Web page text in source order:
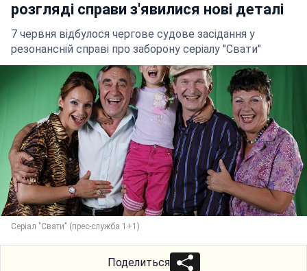
розгляді справи з'явилися нові деталі
7 червня відбулося чергове судове засідання у
резонансній справі про заборону серіалу "Свати"
Серіал "Свати" (прес-служба 1+1)
Поделиться